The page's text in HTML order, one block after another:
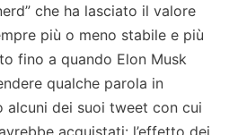
che ha lasciato il valore
più o meno stabile e più
fino a quando Elon Musk
qualche parola in
dei suoi tweet con cui